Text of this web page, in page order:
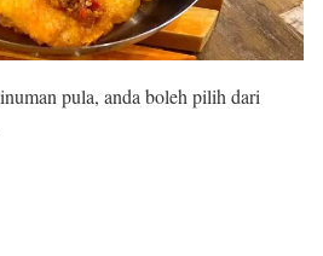
pula, anda boleh pilih dari